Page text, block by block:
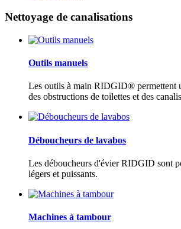
Nettoyage de canalisations
Outils manuels
Les outils à main RIDGID® permettent
des obstructions de toilettes et des
Déboucheurs de lavabos
Les déboucheurs d'évier RIDGID sont
légers et puissants.
Machines à tambour